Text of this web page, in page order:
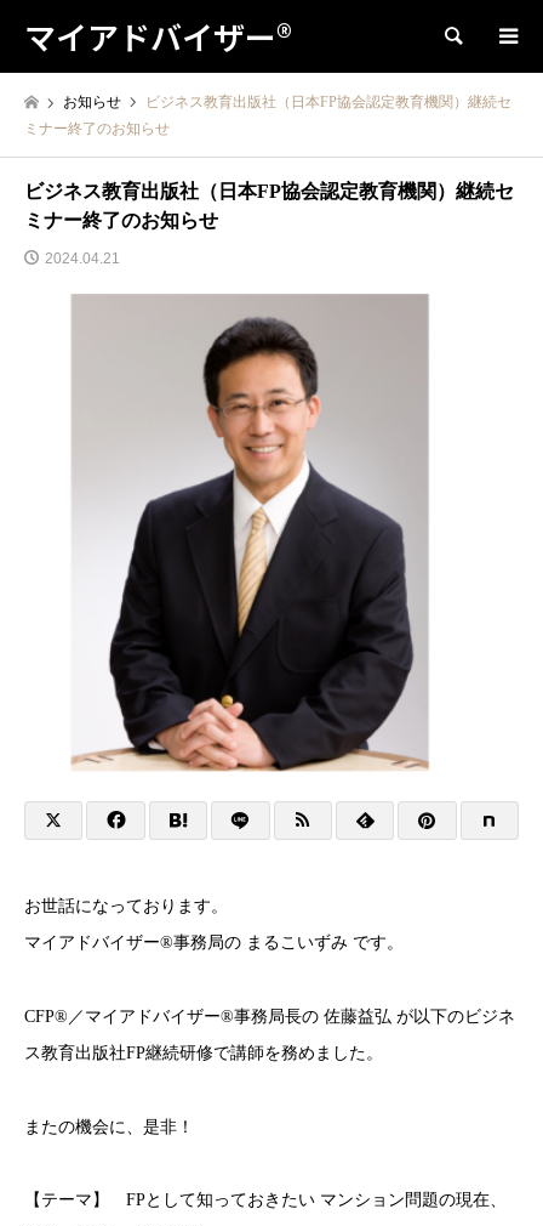
マイアドバイザー® 検索
お知らせ
ビジネス教育出版社（日本FP協会認定教育機関）継続セ
ミナー終了のお知らせ
ビジネス教育出版社（日本FP協会認定教育機関）継続セ
ミナー終了のお知らせ
2024.04.21
お世話になっております。
マイアドバイザー®事務局の まるこいずみ です。
CFP®／マイアドバイザー®事務局長の 佐藤益弘 が以下のビジネ
ス教育出版社FP継続研修で講師を務めました。
またの機会に、是非！
【テーマ】 FPとして知っておきたい マンション問題の現在、